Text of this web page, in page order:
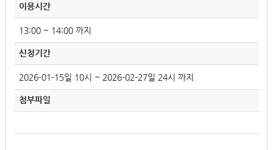
이용시간
13:00 ~ 14:00 까지
신청기간
2026-01-15일 10시 ~ 2026-02-27일 24시 까지
첨부파일